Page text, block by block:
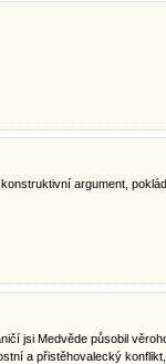
argument,
jsi Medvěde působil
a přistěhovalecký